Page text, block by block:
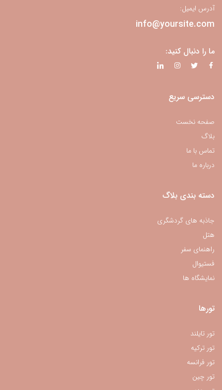
آدرس ایمیل:
info@yoursite.com
ما را دنبال کنید:
دسترسی سریع
صفحه نخست
بلاگ
تماس با ما
درباره ما
دسته بندی بلاگ
جاذبه های گردشگری
هتل
راهنمای سفر
فستیوال
نمایشگاه ها
تورها
تور تایلند
تور ترکیه
تور فرانسه
تور چین